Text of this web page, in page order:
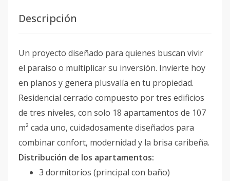
Descripción
Un proyecto diseñado para quienes buscan vivir
el paraíso o multiplicar su inversión. Invierte hoy
en planos y genera plusvalía en tu propiedad.
Residencial cerrado compuesto por tres edificios
de tres niveles, con solo 18 apartamentos de 107
m² cada uno, cuidadosamente diseñados para
combinar confort, modernidad y la brisa caribeña.
Distribución de los apartamentos:
3 dormitorios (principal con baño)